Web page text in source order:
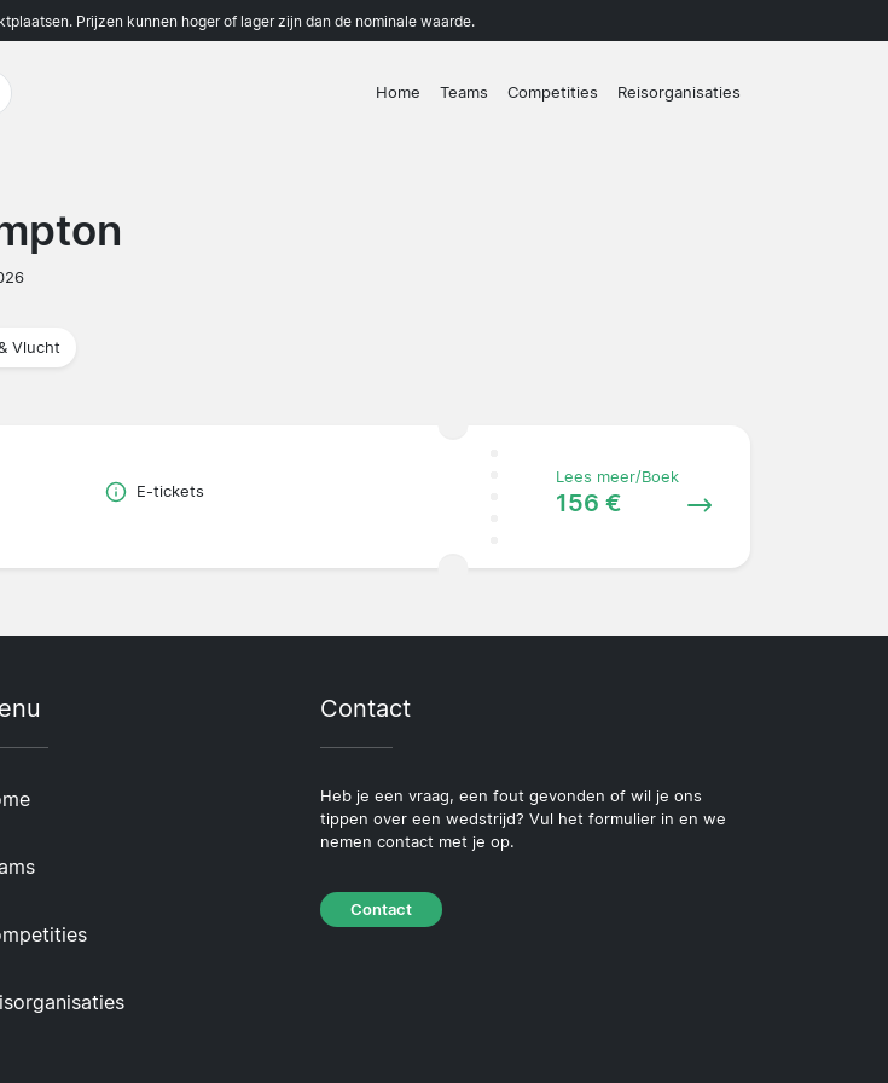
Prijzen kunnen hoger of lager zijn dan de nominale waarde.
Home Teams Competities Reisorganisaties
Vlucht
E-tickets
Lees meer/Boek
156 €
Contact
Heb je een vraag, een fout gevonden of wil je ons
tippen over een wedstrijd? Vul het formulier in en we
nemen contact met je op.
Contact